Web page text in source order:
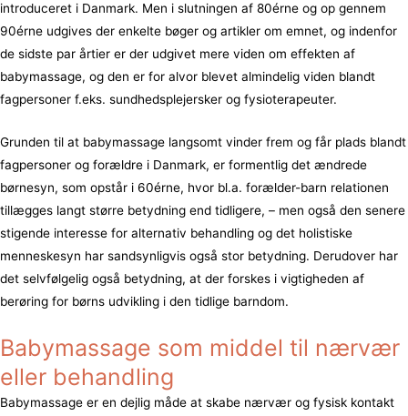
introduceret i Danmark. Men i slutningen af 80érne og op gennem
90érne udgives der enkelte bøger og artikler om emnet, og indenfor
de sidste par årtier er der udgivet mere viden om effekten af
babymassage, og den er for alvor blevet almindelig viden blandt
fagpersoner f.eks. sundhedsplejersker og fysioterapeuter.
Grunden til at babymassage langsomt vinder frem og får plads blandt
fagpersoner og forældre i Danmark, er formentlig det ændrede
børnesyn, som opstår i 60érne, hvor bl.a. forælder-barn relationen
tillægges langt større betydning end tidligere, – men også den senere
stigende interesse for alternativ behandling og det holistiske
menneskesyn har sandsynligvis også stor betydning. Derudover har
det selvfølgelig også betydning, at der forskes i vigtigheden af
berøring for børns udvikling i den tidlige barndom.
Babymassage som middel til nærvær
eller behandling
Babymassage er en dejlig måde at skabe nærvær og fysisk kontakt